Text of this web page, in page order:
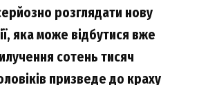
розглядати нову
яка може відбутися вже
сотень тисяч
призведе до краху